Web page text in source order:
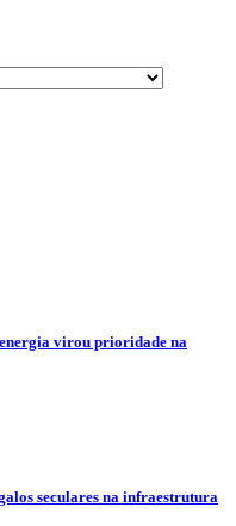
virou prioridade na
seculares na infraestrutura